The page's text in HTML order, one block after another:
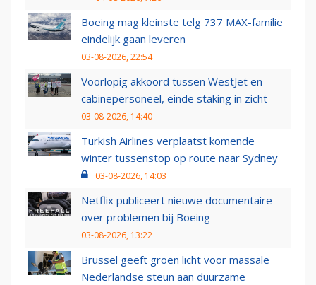
Boeing mag kleinste telg 737 MAX-familie
eindelijk gaan leveren
03-08-2026, 22:54
Voorlopig akkoord tussen WestJet en
cabinepersoneel, einde staking in zicht
03-08-2026, 14:40
Turkish Airlines verplaatst komende
winter tussenstop op route naar Sydney
03-08-2026, 14:03
Netflix publiceert nieuwe documentaire
over problemen bij Boeing
03-08-2026, 13:22
Brussel geeft groen licht voor massale
Nederlandse steun aan duurzame